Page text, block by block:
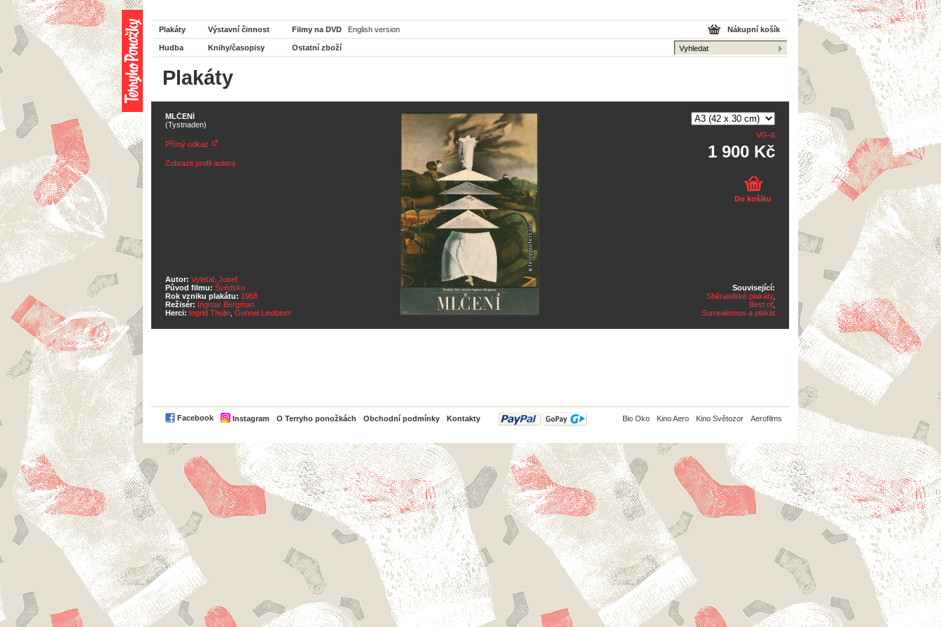
Plakáty Výstavní činnost Filmy na DVD English version
Hudba Knihy/časopisy Ostatní zboží
Nákupní košík
Plakáty
MLČENÍ
(Tystnaden)
Přímý odkaz
Zobrazit profil autora
Autor: Vyleťal, Josef
Původ filmu: Švédsko
Rok vzniku plakátu: 1968
Režisér: Ingmar Bergman
Herci: Ingrid Thulin Gunnel Lindblom
VG-A
1 900 Kč
Do košíku
Související:
Sběratelské plakáty,
Best of
Surrealismus a plakát
Facebook Instagram O Terryho ponožkách Obchodní podmínky Kontakty
PayPal Bio Oko Kino Aero Kino Světozor Aerofilms